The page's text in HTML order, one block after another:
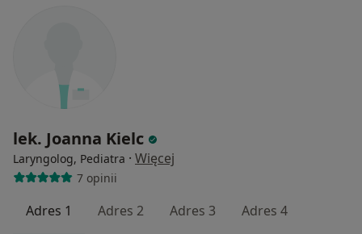
lek. Joanna Kielc
Laryngolog, Pediatra · Więcej
7 opinii
Adres 1 Adres 2 Adres 3 Adres 4